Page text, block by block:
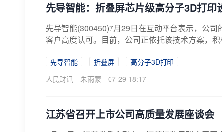
先导智能：折叠屏芯片级高分子3D打
先导智能(300450)7月29日在互动平台表示，公
客户高度认可。目前，公司正依托该技术方案，
先导智能 折叠屏
高分子3D打印
人民财讯
朱雨蒙 07-29 18:17
江苏省召开上市公司高质量发展座谈会